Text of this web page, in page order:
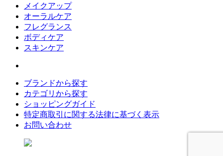
メイクアップ
オーラルケア
フレグランス
ボディケア
スキンケア
ブランドから探す
カテゴリから探す
ショッピングガイド
特定商取引に関する法律に基づく表示
お問い合わせ